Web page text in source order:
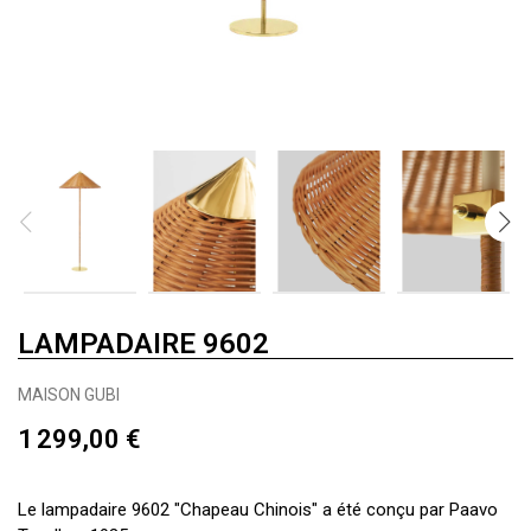
LAMPADAIRE 9602
MAISON GUBI
1 299,00 €
Le lampadaire 9602 "Chapeau Chinois" a été conçu par Paavo